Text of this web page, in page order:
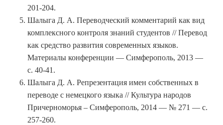
201-204.
Шалыга Д. А. Переводческий комментарий как вид
комплексного контроля знаний студентов // Перевод
как средство развития современных языков.
Материалы конференции — Симферополь, 2013 —
с. 40-41.
Шалыга Д. А. Репрезентация имен собственных в
переводе с немецкого языка // Культура народов
Причерноморья – Симферополь, 2014 — № 271 — с.
257-260.